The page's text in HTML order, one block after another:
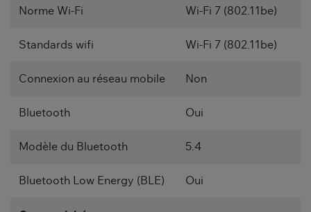
Norme Wi-Fi Wi-Fi 7 (802.11be)
Standards wifi Wi-Fi 7 (802.11be)
Connexion au réseau mobile Non
Bluetooth Oui
Modèle du Bluetooth 5.4
Bluetooth Low Energy (BLE) Oui